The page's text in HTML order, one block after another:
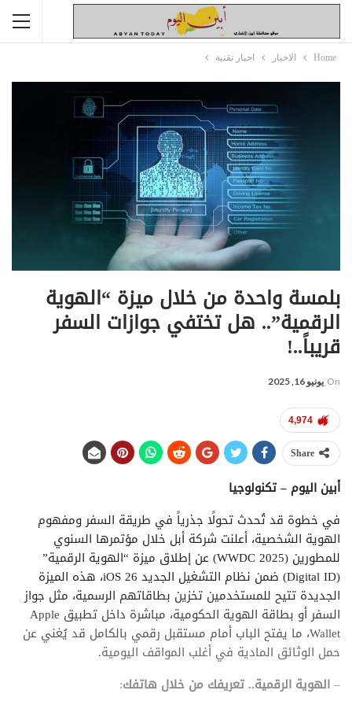
Home الاخبار اخبار تقنية
بلمسة واحدة من خلال ميزة “الهوية
الرقمية”.. هل تختفي جوازات السفر
قريباً..!
On يونيو 16, 2025
4,974
Share
أبين اليوم – تكنولوجيا
في خطوة قد تُحدث تحولًا جذرياً في طريقة السفر ومفهوم
الهوية الشخصية، أعلنت شركة أبل خلال مؤتمرها السنوي
للمطورين (WWDC 2025) عن إطلاق ميزة “الهوية الرقمية”
(Digital ID) ضمن نظام التشغيل الجديد iOS 26، هذه الميزة
الجديدة تتيح للمستخدمين تخزين بطاقاتهم الرسمية، مثل جواز
السفر أو بطاقة الهوية الحكومية، مباشرة داخل تطبيق Apple
Wallet، ما يفتح الباب أمام مستقبل رقمي بالكامل قد يُغني عن
حمل الوثائق المادية في أغلب المواقف اليومية.
–الهوية الرقمية.. تعريفك من خلال هاتفك: